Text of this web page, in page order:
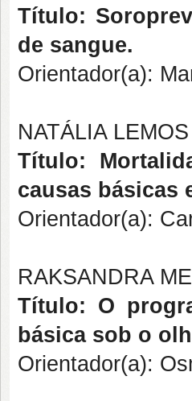
Título:
de sangue.
Orientador(a):
NATÁLIA
Título:
causas básicas
Orientador(a):
RAKSANDRA
Título: O
básica sob o
Orientador(a):